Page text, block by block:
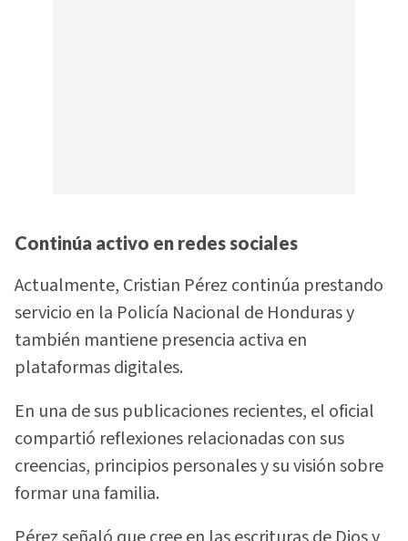
Continúa activo en redes sociales
Actualmente, Cristian Pérez continúa prestando
servicio en la Policía Nacional de Honduras y
también mantiene presencia activa en
plataformas digitales.
En una de sus publicaciones recientes, el oficial
compartió reflexiones relacionadas con sus
creencias, principios personales y su visión sobre
formar una familia.